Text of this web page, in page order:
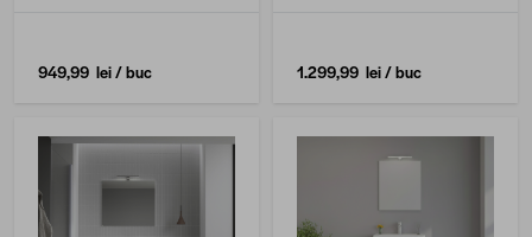
949,99 lei/ buc 1.299,99 lei/ buc